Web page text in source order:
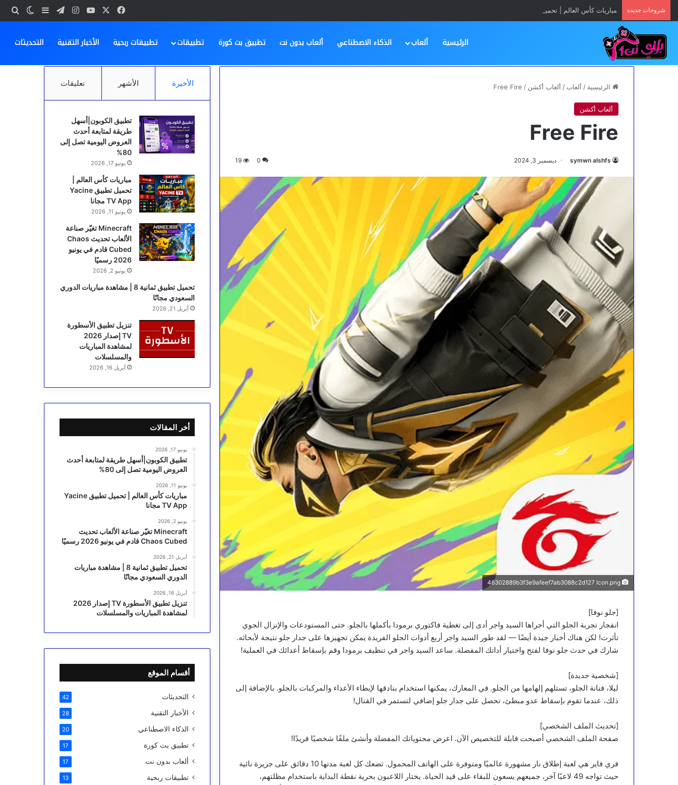
شروحات جديده مباريات كأس العالم | تحميل تطبيق Yacine TV App مجانا فيسبوك ‫YouTube
انستقرام
تيلقرامإضافة عمود
الوضع
الرئيسية ألعاب الذكاء الاصطناعي ألعاب بدون نت تطبيق بث كورة تطبيقات تطبيقات ربحية الأخبار التقنية التحديثات
الرئيسية / ألعاب / ألعاب أكشن /
Free Fire
ألعاب أكشن
Free Fire
symwn alshfs ديسمبر 3, 2024 0
19
[جلو نوفا]
انفجار تجربة الجلو التي أجراها السيد واجر أدى إلى تغطية فاكتوري برمودا بأكملها بالجلو. حتى المستودعات والإنزال الجوي
تأثرت! لكن هناك أخبار جيدة أيضًا — لقد طور السيد واجر أربع أدوات الجلو الفريدة يمكن تجهيزها على جدار جلو نتيجة لأبحاثه.
شارك في حدث جلو نوفا لفتح واختيار أداتك المفضلة. ساعد السيد واجر في تنظيف برمودا وقم بإسقاط أعدائك في العملية!
[شخصية جديدة]
ليلا، فنانة الجلو، تستلهم إلهامها من الجلو. في المعارك، يمكنها استخدام بنادقها لإبطاء الأعداء والمركبات بالجلو. بالإضافة إلى
ذلك، عندما تقوم بإسقاط عدو مبطئ، تحصل على جدار جلو إضافي لتستمر في القتال!
[تحديث الملف الشخصي]
صفحة الملف الشخصي أصبحت قابلة للتخصيص الآن. اعرض محتوياتك المفضلة وأنشئ ملفًا شخصيًا فريدًا!
فري فاير هي لعبة إطلاق نار مشهورة عالميًا ومتوفرة على الهاتف المحمول. تضعك كل لعبة مدتها 10 دقائق على جزيرة نائية
حيث تواجه 49 لاعبًا آخر، جميعهم يسعون للبقاء على قيد الحياة. يختار اللاعبون بحرية نقطة البداية باستخدام مظلتهم،
الأخيرة الأشهر تعليقات
تطبيق الكوبون|أسهل
طريقة لمتابعة أحدث
العروض اليومية تصل إلى
80%
يونيو 17, 2026
مباريات كأس العالم |
تحميل تطبيق Yacine
TV App مجانا
يونيو 11, 2026
Minecraft تغيّر صناعة
الألعاب تحديث Chaos
Cubed قادم في يونيو
2026 رسميًا
يونيو 2, 2026
تحميل تطبيق ثمانية 8 | مشاهدة مباريات الدوري
السعودي مجانًا
أبريل 21, 2026
تنزيل تطبيق الأسطورة
TV إصدار 2026
لمشاهدة المباريات
والمسلسلات
أبريل 16, 2026
أخر المقالات
يونيو 17, 2026
تطبيق الكوبون|أسهل طريقة لمتابعة أحدث
العروض اليومية تصل إلى 80%
يونيو 11, 2026
مباريات كأس العالم | تحميل تطبيق Yacine
TV App مجانا
يونيو 2, 2026
Minecraft تغيّر صناعة الألعاب تحديث
Chaos Cubed قادم في يونيو 2026 رسميًا
أبريل 21, 2026
تحميل تطبيق ثمانية 8 | مشاهدة مباريات
الدوري السعودي مجانًا
أبريل 16, 2026
تنزيل تطبيق الأسطورة TV إصدار 2026
لمشاهدة المباريات والمسلسلات
أقسام الموقع
التحديثات 42
الأخبار التقنية 28
الذكاء الاصطناعي 20
تطبيق بث كورة 17
ألعاب بدون نت 17
تطبيقات ربحية 13